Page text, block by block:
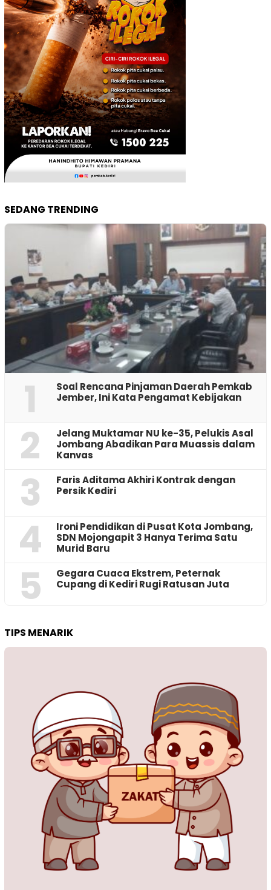
SEDANG TRENDING
1
‎Soal Rencana Pinjaman Daerah Pemkab
Jember, Ini Kata Pengamat Kebijakan ‎
2
Jelang Muktamar NU ke-35, Pelukis Asal
Jombang Abadikan Para Muassis dalam
Kanvas
3
Faris Aditama Akhiri Kontrak dengan
Persik Kediri
4
Ironi Pendidikan di Pusat Kota Jombang,
SDN Mojongapit 3 Hanya Terima Satu
Murid Baru
5
‎Gegara Cuaca Ekstrem, Peternak
Cupang di Kediri Rugi Ratusan Juta
TIPS MENARIK